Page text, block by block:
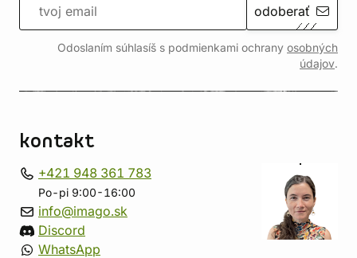
odoberať
Odoslaním súhlasíš s podmienkami ochrany osobných
údajov.
kontakt
+421 948 361 783
Po-pi 9:00-16:00
info@imago.sk
Discord
WhatsApp